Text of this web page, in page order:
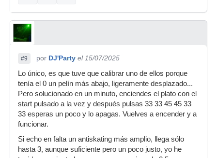
#9 por DJ'Party el 15/07/2025
Lo único, es que tuve que calibrar uno de ellos porque
tenía el 0 un pelín más abajo, ligeramente desplazado...
Pero solucionado en un minuto, enciendes el plato con el
start pulsado a la vez y después pulsas 33 33 45 45 33
33 esperas un poco y lo apagas. Vuelves a encender y a
funcionar.
Si echo en falta un antiskating más amplio, llega sólo
hasta 3, aunque suficiente pero un poco justo, yo he